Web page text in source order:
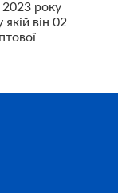
року
він 02